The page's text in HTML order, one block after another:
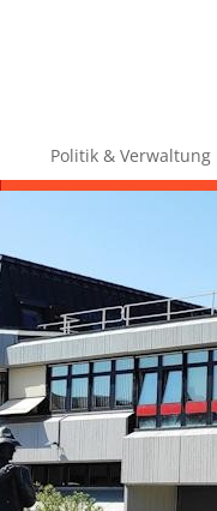
Politik & Verwaltung